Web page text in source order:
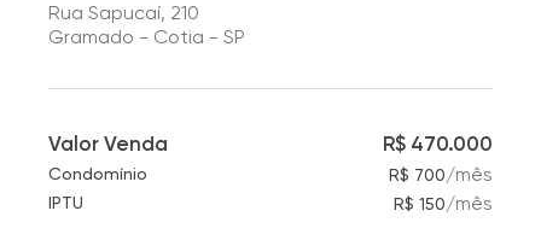
Rua Sapucaí, 210
Gramado - Cotia - SP
Valor Venda R$ 470.000
Condomínio R$ 700/mês
IPTU R$ 150/mês